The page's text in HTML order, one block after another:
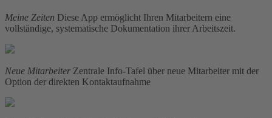
Meine Zeiten Diese App ermöglicht Ihren Mitarbeitern eine
vollständige, systematische Dokumentation ihrer Arbeitszeit.
Neue Mitarbeiter Zentrale Info-Tafel über neue Mitarbeiter mit der
Option der direkten Kontaktaufnahme